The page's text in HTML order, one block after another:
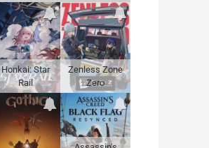
Honkai: Star
Rail
Zenless Zone
Zero